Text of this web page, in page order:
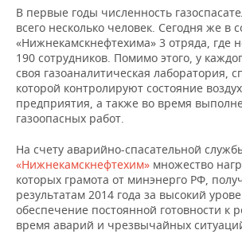
ФИГУРНОЕ КАТАНИЕ
ВОДНЫЕ ВИДЫ СПОРТА
ХОККЕЙ С МЯЧОМ
МЕДИЦИНА
ОБРАЗОВАНИЕ
ПРОИСШЕСТВИЯ
В первые годы численность
всего несколько человек. Сегодня же в
«Нижнекамскнефтехима» 3 отряда, где
190 сотрудников. Помимо этого, у
своя газоаналитическая лаборатория,
которой контролируют состояние
предприятия, а также во время
газоопасных работ.
На счету аварийно-спасательной
«Нижнекамскнефтехим» множество
которых грамота от минэнерго РФ,
результатам 2014 года за высокий
обеспечение постоянной готовности к
время аварий и чрезвычайных